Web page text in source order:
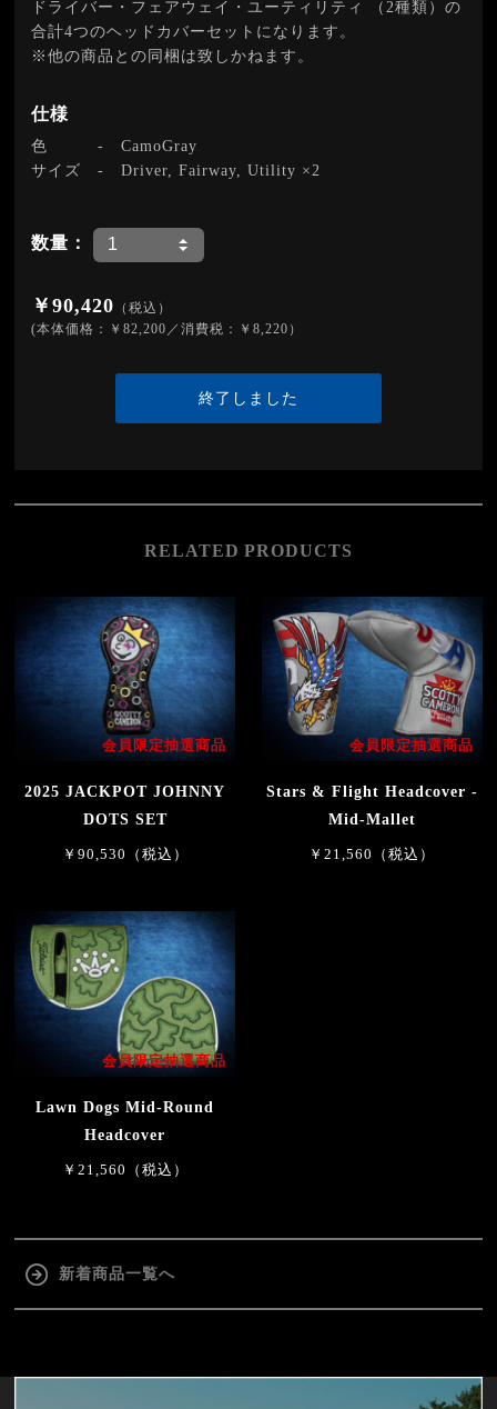
ドライバー・フェアウェイ・ユーティリティ （2種類）の
合計4つのヘッドカバーセットになります。
※他の商品との同梱は致しかねます。
仕様
色 -CamoGray
サイズ -Driver, Fairway, Utility ×2
数量：
￥90,420 （税込）
(本体価格：￥82,200／消費税：￥8,220）
終了しました
RELATED PRODUCTS
会員限定抽選商品
2025 JACKPOT JOHNNY
DOTS SET
￥90,530（税込）
会員限定抽選商品
Stars & Flight Headcover -
Mid-Mallet
￥21,560（税込）
会員限定抽選商品
Lawn Dogs Mid-Round
Headcover
￥21,560（税込）
新着商品一覧へ